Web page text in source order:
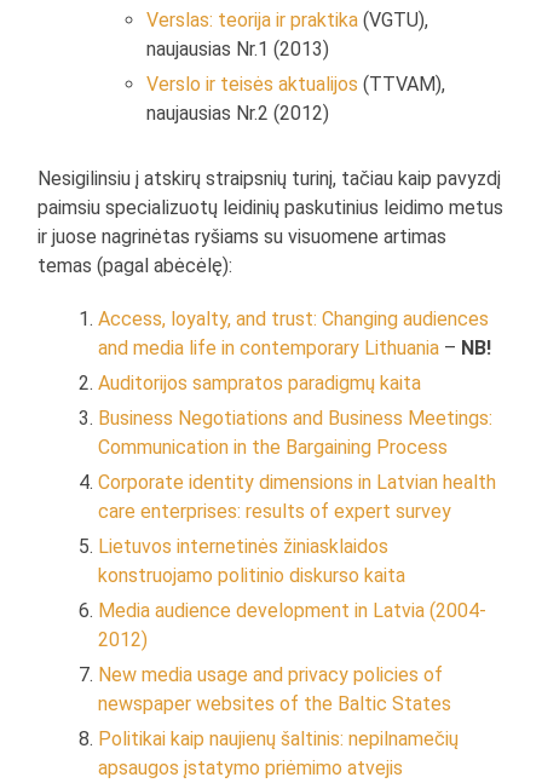
Verslas: teorija ir praktika (VGTU),
naujausias Nr.1 (2013)
Verslo ir teisės aktualijos (TTVAM),
naujausias Nr.2 (2012)
Nesigilinsiu į atskirų straipsnių turinį, tačiau kaip pavyzdį
paimsiu specializuotų leidinių paskutinius leidimo metus
ir juose nagrinėtas ryšiams su visuomene artimas
temas (pagal abėcėlę):
Access, loyalty, and trust: Changing audiences
and media life in contemporary Lithuania – NB!
Auditorijos sampratos paradigmų kaita
Business Negotiations and Business Meetings:
Communication in the Bargaining Process
Corporate identity dimensions in Latvian health
care enterprises: results of expert survey
Lietuvos internetinės žiniasklaidos
konstruojamo politinio diskurso kaita
Media audience development in Latvia (2004-
2012)
New media usage and privacy policies of
newspaper websites of the Baltic States
Politikai kaip naujienų šaltinis: nepilnamečių
apsaugos įstatymo priėmimo atvejis